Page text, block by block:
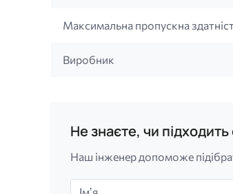
Максимальна пропускна
Виробник
Не знаєте, чи
Наш інженер допоможе
Імʼя